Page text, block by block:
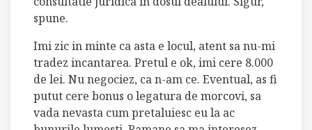
spune.
Imi zic in minte ca asta e locul, atent sa nu-mi
tradez incantarea. Pretul e ok, imi cere 8.000
de lei. Nu negociez, ca n-am ce. Eventual, as fi
putut cere bonus o legatura de morcovi, sa
vada nevasta cum pretaluiesc eu la ac